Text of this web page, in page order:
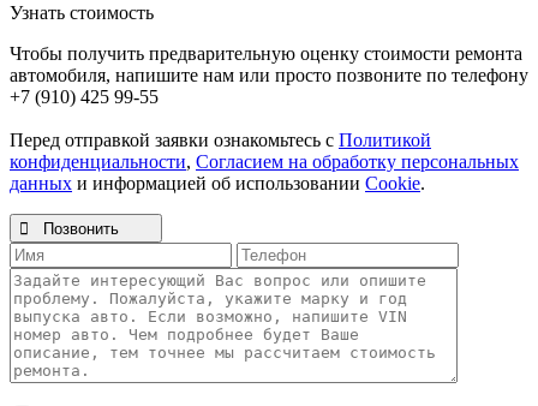
Узнать стоимость
Чтобы получить предварительную оценку стоимости ремонта
автомобиля, напишите нам или просто позвоните по телефону
+7 (910) 425 99-55
Перед отправкой заявки ознакомьтесь с Политикой
конфиденциальности, Согласием на обработку персональных
данных и информацией об использовании Cookie.
 Позвонить